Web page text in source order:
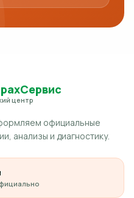
центр
официальные
анализы и диагностику.